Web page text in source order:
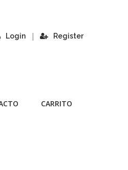
Login | Register
CARRITO